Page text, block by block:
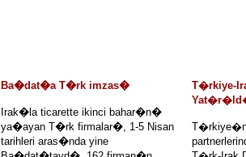
Ba�dat�a T�rk imzas�
Irak�la ticarette ikinci bahar�n�
ya�ayan T�rk firmalar�, 1-5 Nisan
tarihleri aras�nda yine
T�rkiye-